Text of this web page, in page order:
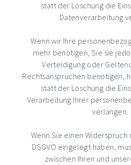
statt der Löschung die
Datenverarbeitung
Wenn wir Ihre
mehr benötigen, Sie sie
Verteidigung oder
Rechtsansprüchen benötigen,
statt der Löschung die
Verarbeitung Ihrer
verlangen.
Wenn Sie einen Widerspruch
DSGVO eingelegt haben,
zwischen Ihren und